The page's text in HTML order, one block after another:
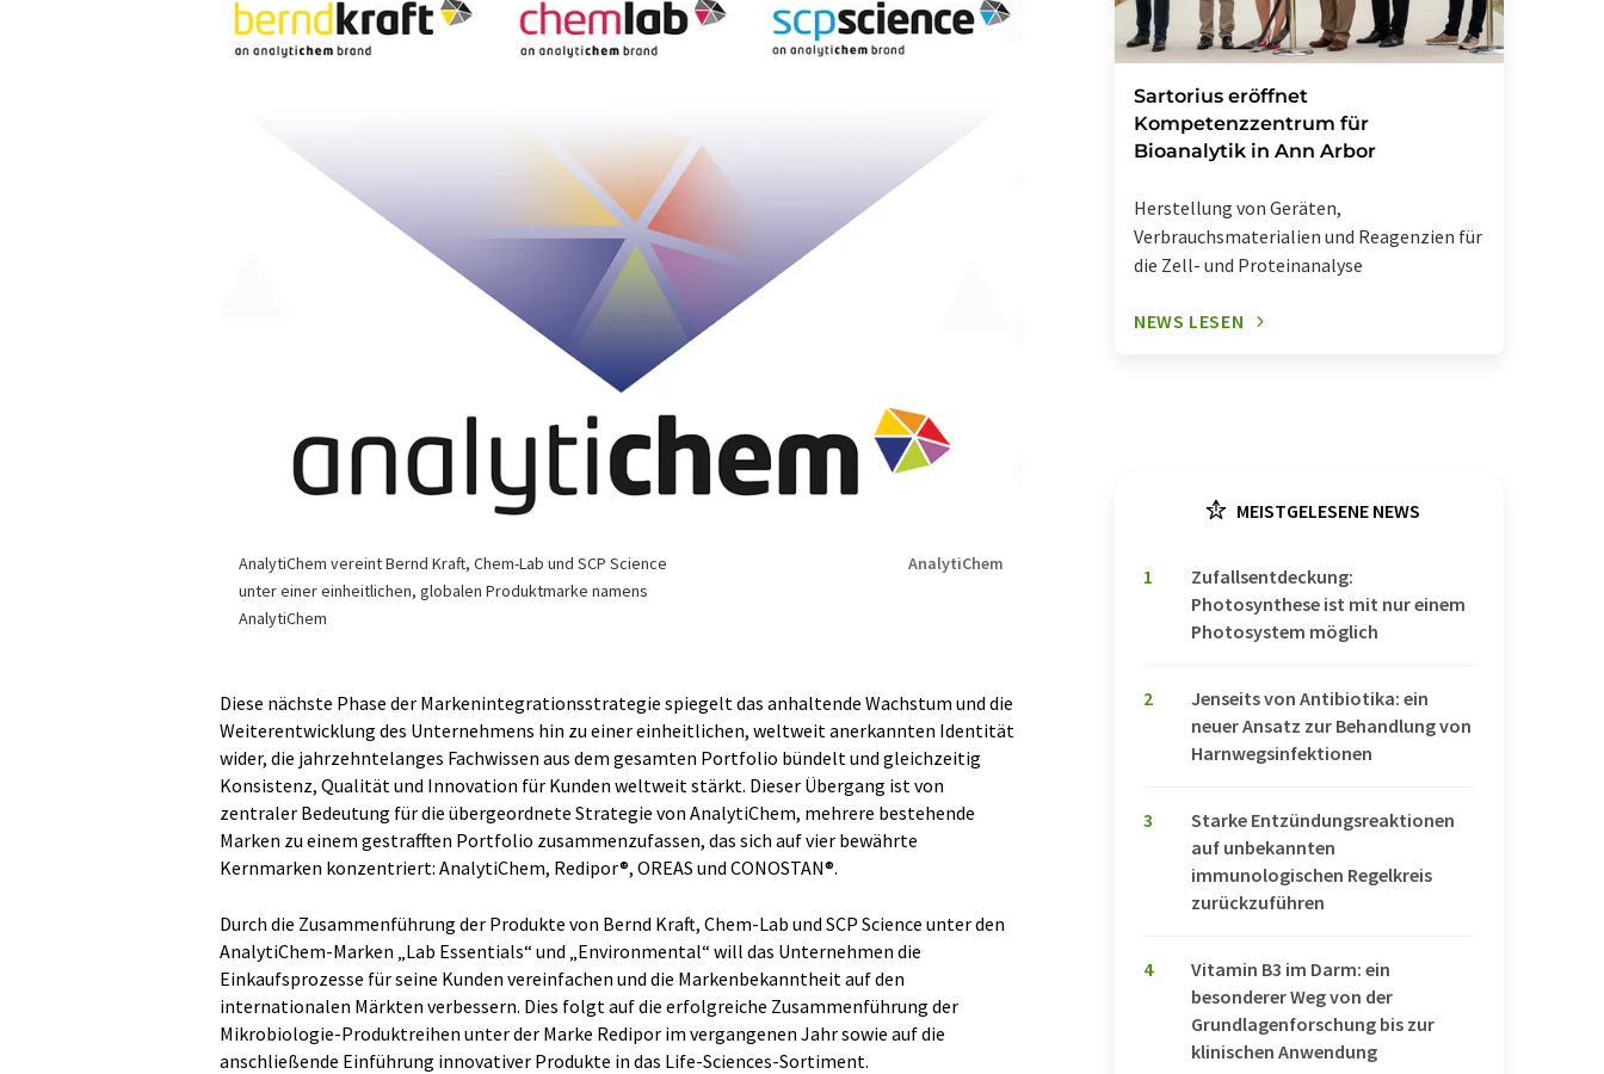
AnalytiChem vereint Bernd Kraft, Chem-Lab und SCP Science
unter einer einheitlichen, globalen Produktmarke namens
AnalytiChem
AnalytiChem
Diese nächste Phase der Markenintegrationsstrategie spiegelt das anhaltende Wachstum und die
Weiterentwicklung des Unternehmens hin zu einer einheitlichen, weltweit anerkannten Identität
wider, die jahrzehntelanges Fachwissen aus dem gesamten Portfolio bündelt und gleichzeitig
Konsistenz, Qualität und Innovation für Kunden weltweit stärkt. Dieser Übergang ist von
zentraler Bedeutung für die übergeordnete Strategie von AnalytiChem, mehrere bestehende
Marken zu einem gestrafften Portfolio zusammenzufassen, das sich auf vier bewährte
Kernmarken konzentriert: AnalytiChem, Redipor®, OREAS und CONOSTAN®.
Durch die Zusammenführung der Produkte von Bernd Kraft, Chem-Lab und SCP Science unter den
AnalytiChem-Marken „Lab Essentials“ und „Environmental“ will das Unternehmen die
Einkaufsprozesse für seine Kunden vereinfachen und die Markenbekanntheit auf den
internationalen Märkten verbessern. Dies folgt auf die erfolgreiche Zusammenführung der
Mikrobiologie-Produktreihen unter der Marke Redipor im vergangenen Jahr sowie auf die
anschließende Einführung innovativer Produkte in das Life-Sciences-Sortiment.
Sartorius eröffnet
Kompetenzzentrum für
Bioanalytik in Ann Arbor
Herstellung von Geräten,
Verbrauchsmaterialien und Reagenzien für
die Zell- und Proteinanalyse
NEWS LESEN
MEISTGELESENE NEWS
1
Zufallsentdeckung:
Photosynthese ist mit nur einem
Photosystem möglich
2
Jenseits von Antibiotika: ein
neuer Ansatz zur Behandlung von
Harnwegsinfektionen
3
Starke Entzündungsreaktionen
auf unbekannten
immunologischen Regelkreis
zurückzuführen
4
Vitamin B3 im Darm: ein
besonderer Weg von der
Grundlagenforschung bis zur
klinischen Anwendung